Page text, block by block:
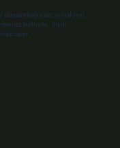
düşündüğünüz içerikleri,
halinde, ilgili